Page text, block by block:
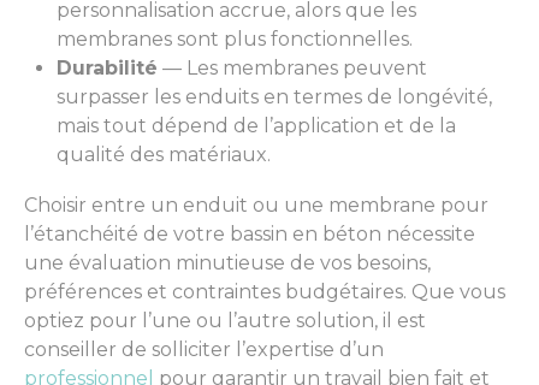
personnalisation accrue, alors que les
membranes sont plus fonctionnelles.
Durabilité — Les membranes peuvent
surpasser les enduits en termes de longévité,
mais tout dépend de l’application et de la
qualité des matériaux.
Choisir entre un enduit ou une membrane pour
l’étanchéité de votre bassin en béton nécessite
une évaluation minutieuse de vos besoins,
préférences et contraintes budgétaires. Que vous
optiez pour l’une ou l’autre solution, il est
conseiller de solliciter l’expertise d’un
professionnel pour garantir un travail bien fait et